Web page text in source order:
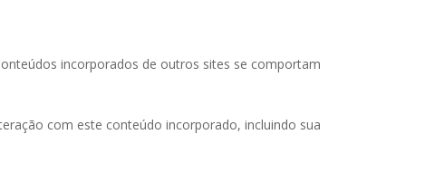
incorporados de outros sites se comportam
com este conteúdo incorporado, incluindo sua